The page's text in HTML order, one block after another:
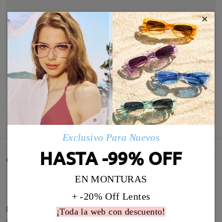
MOSTRAR MÁS
Comentarios de Clientes(433)
Extremadas y elegantes a la vez
×
Exclusivo Para Nuevos
HASTA -99% OFF
EN MONTURAS
+ -20% Off Lentes
¡Toda la web con descuento!